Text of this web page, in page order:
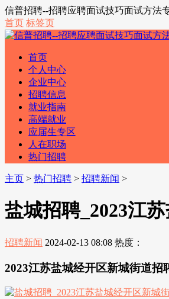
信普招聘--招聘应聘面试技巧面试方法
首页 标签页
首页
个人中心
企业中心
招聘信息
就业指南
高端就业
应届生专区
人在职场
热门招聘
主页 > 热门招聘 > 招聘新闻 >
盐城招聘_2023江
招聘新闻 2024-02-13 08:08 热度：
2023江苏盐城经开区新城街道招